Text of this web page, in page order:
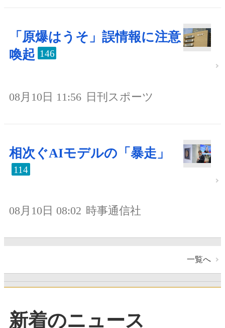
「原爆はうそ」誤情報に注意
喚起 146
08月10日 11:56 日刊スポーツ
相次ぐAIモデルの「暴走」
114
08月10日 08:02 時事通信社
一覧へ
新着のニュース